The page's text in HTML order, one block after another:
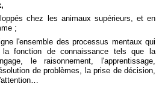
chez les animaux supérieurs, et en
;
l'ensemble des processus mentaux qui
fonction de connaissance tels que la
le raisonnement, l'apprentissage,
de problèmes, la prise de décision,